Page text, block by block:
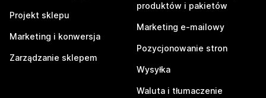
Projekt sklepu
Marketing i konwersja
Zarządzanie sklepem
produktów i pakietów
Marketing e-mailowy
Pozycjonowanie stron
Wysyłka
Waluta i tłumaczenie